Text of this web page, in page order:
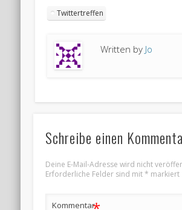
Twittertreffen
Written by Jo
Schreibe einen
Deine E-Mail-Adresse wird nicht
Erforderliche Felder sind mit* markiert
Kommentar